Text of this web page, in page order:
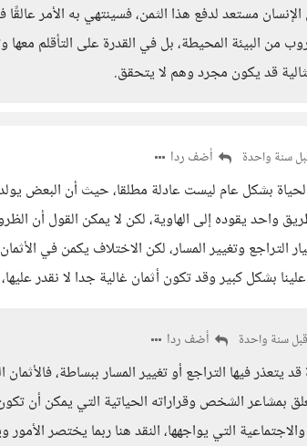
الإنسان مستعد لدفع هذا الثمن، فسينتهي به الأمر
من البيئة المحيطة، بل في القدرة على التأقلم
قد يكون مجرد وهم لا يتحقق.
سنة واحدة أضف ردا
بشكل عام ليست عادلة مطلقا، حيث أن البعض
واحد يقوده إلى الهاوية، لكن لا يمكن القول أن
التراجع وتغيير المسار، لكن الاختلاف يكمن في
بشكل كبير وقد تكون أثمان غالية جدا لا نقدر
قبل سنة واحدة أضف ردا
يتعذر فيها التراجع أو تغيير المسار ببساطة،
بمشاعر الشخص وقراراته الحياتية التي يمكن أن
التي يواجهها، النقد هنا ربما يختصر